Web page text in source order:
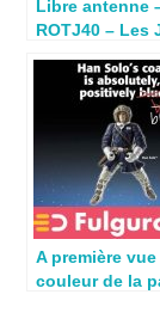
Libre antenne
ROTJ40 – Les
François
A première
couleur de la